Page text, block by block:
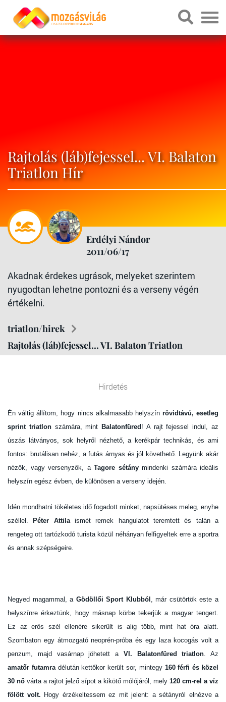
Rajtolás (láb)fejessel... VI. Balaton
Triatlon Hír
Erdélyi Nándor
2011/06/17
Akadnak érdekes ugrások, melyeket szerintem
nyugodtan lehetne pontozni és a verseny végén
értékelni.
triatlon/hirek
Rajtolás (láb)fejessel... VI. Balaton Triatlon
Hirdetés
Én váltig állítom, hogy nincs alkalmasabb helyszín rövidtávú, esetleg
sprint triatlonszámára, mint Balatonfüred ! A rajt fejessel indul, az
úszás látványos, sok helyről nézhető, a kerékpár technikás, és ami
fontos: brutálisan nehéz, a futás árnyas és jól követhető. Legyünk akár
nézők, vagy versenyzők, a Tagore sétánymindenki számára ideális
helyszín egész évben, de különösen a verseny idején.
Idén mondhatni tökéletes idő fogadott minket, napsütéses meleg, enyhe
széllel.
Péter Attilaismét remek hangulatot teremtett és talán a
rengeteg ott tartózkodó turista közül néhányan felfigyeltek erre a sportra
és annak szépségeire.
Negyed magammal, a Gödöllői Sport Klubból , már csütörtök este a
helyszínre érkeztünk, hogy másnap körbe tekerjük a magyar tengert.
Ez az erős szél ellenére sikerült is alig több, mint hat óra alatt.
Szombaton egy átmozgató neoprén-próba és egy laza kocogás volt a
penzum, majd vasárnap jöhetett a VI. Balatonfüred triatlon. Az
amatőr futamradélután kettőkor került sor, mintegy 160 férfi és közel
30 nő várta a rajtot jelző sípot a kikötő mólójáról, mely 120 cm-rel a víz
fölött volt. Hogy érzékeltessem ez mit jelent: a sétányról elnézve a